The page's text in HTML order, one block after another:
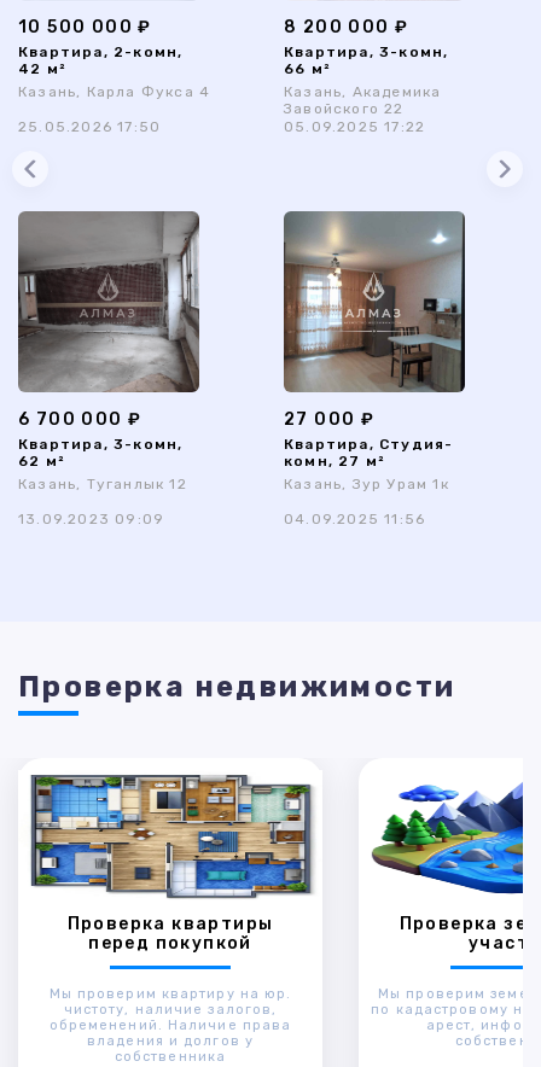
10 500 000 ₽
Квартира, 2-комн,
42 м²
Казань, Карла Фукса 4
25.05.2026 17:50
8 200 000 ₽
Квартира, 3-комн,
66 м²
Казань, Академика
Завойского 22
05.09.2025 17:22
6 700 000 ₽
Квартира, 3-комн,
62 м²
Казань, Туганлык 12
13.09.2023 09:09
27 000 ₽
Квартира, Студия-
комн, 27 м²
Казань, Зур Урам 1к
04.09.2025 11:56
Проверка недвижимости
Проверка квартиры
перед покупкой
Мы проверим квартиру на юр.
чистоту, наличие залогов,
обременений. Наличие права
владения и долгов у
собственника
Проверка
Мы проверим
по кадастровому
арест,